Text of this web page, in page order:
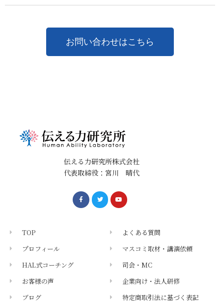
お問い合わせはこちら
伝える力研究所株式会社
代表取締役：宮川 晴代
TOP
プロフィール
HAL式コーチング
お客様の声
ブログ
よくある質問
マスコミ取材・講演依頼
司会・MC
企業向け・法人研修
特定商取引法に基づく表記